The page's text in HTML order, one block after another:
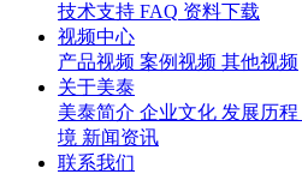
技术支持 FAQ 资料下载
视频中心
产品视频 案例视频 其他视频
关于美泰
美泰简介 企业文化 发展历程
境 新闻资讯
联系我们